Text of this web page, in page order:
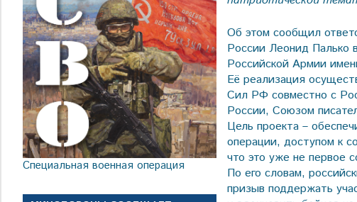
Об этом сообщил
России Леонид Палько
Российской Армии
Её реализация
Сил РФ совместно с
России, Союзом
Цель проекта –
операции, доступом к
что это уже не первое
По его словам,
призыв поддержать
Специальная военная операция